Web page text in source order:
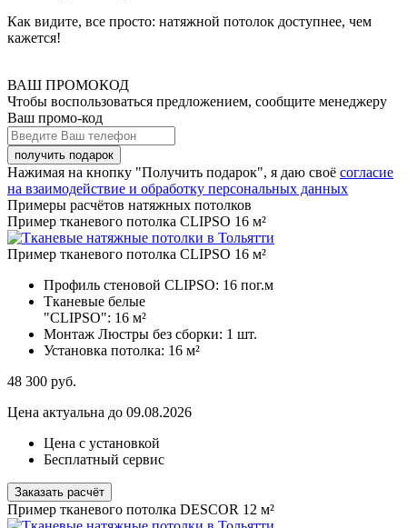
Как видите, все просто: натяжной потолок доступнее, чем
кажется!
ВАШ ПРОМОКОД
Чтобы воспользоваться предложением, сообщите менеджеру
Ваш промо-код
Нажимая на кнопку "Получить подарок", я даю своё согласие
на взаимодействие и обработку персональных данных
Примеры расчётов натяжных потолков
Пример тканевого потолка CLIPSO 16 м²
Пример тканевого потолка CLIPSO 16 м²
Профиль стеновой CLIPSO: 16 пог.м
Тканевые белые
"CLIPSO": 16 м²
Монтаж Люстры без сборки: 1 шт.
Установка потолка: 16 м²
48 300 руб.
Цена актуальна до 09.08.2026
Цена с установкой
Бесплатный сервис
Заказать расчёт
Пример тканевого потолка DESCOR 12 м²